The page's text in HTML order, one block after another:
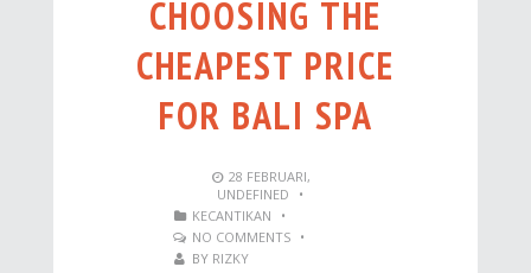
CHOOSING THE
CHEAPEST PRICE
FOR BALI SPA
28 FEBRUARI,
UNDEFINED
•
KECANTIKAN
•
NO COMMENTS
•
BY RIZKY